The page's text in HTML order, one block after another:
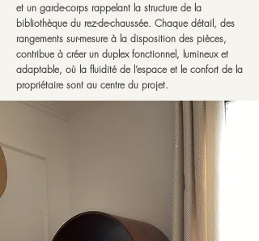
et un garde-corps rappelant la structure de la
bibliothèque du rez-de-chaussée. Chaque détail, des
rangements sur-mesure à la disposition des pièces,
contribue à créer un duplex fonctionnel, lumineux et
adaptable, où la fluidité de l’espace et le confort de la
propriétaire sont au centre du projet.